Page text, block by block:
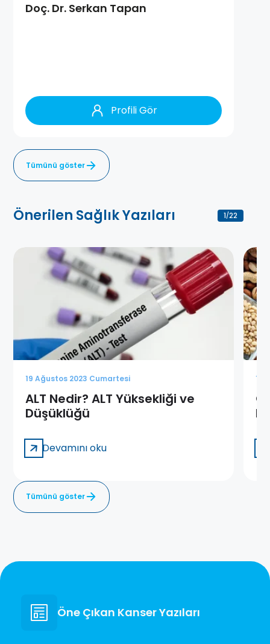
Doç. Dr. Serkan Tapan
Profili Gör
Tümünü göster
Önerilen Sağlık Yazıları 1/22
19 Ağustos 2023 Cumartesi
ALT Nedir? ALT Yüksekliği ve
Düşüklüğü
Devamını oku
19
Tümünü göster
Öne Çıkan Kanser Yazıları